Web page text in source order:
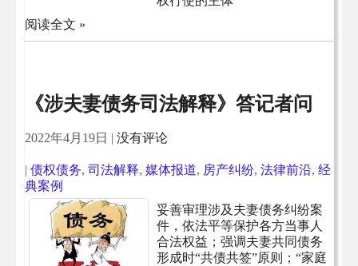
阅读全文 »
《涉夫妻债务司法解释》答记者问
2022年4月19日 | 没有评论
| 债权债务, 司法解释, 媒体报道, 房产纠纷, 法律前沿, 经
典案例
妥善审理涉及夫妻债务纠纷案
件，依法平等保护各方当事人
合法权益；强调夫妻共同债务
形成时“共债共签”原则；“家庭